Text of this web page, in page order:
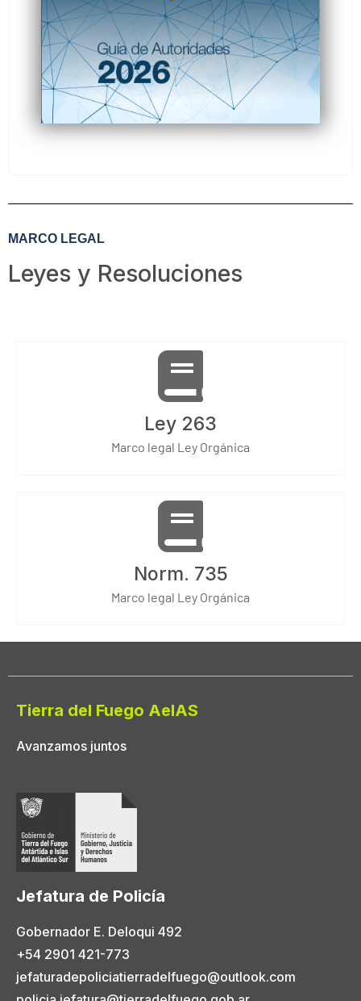
MARCO LEGAL
Leyes y Resoluciones
Ley 263
Marco legal Ley Orgánica
Norm. 735
Marco legal Ley Orgánica
Tierra del Fuego AeIAS
Avanzamos juntos
Jefatura de Policía
Gobernador E. Deloqui 492
+54 2901 421-773
jefaturadepoliciatierradelfuego@outlook.com